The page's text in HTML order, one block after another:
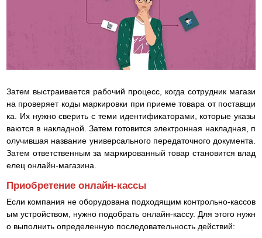
Затем выстраивается рабочий процесс, когда сотрудник магази
на проверяет коды маркировки при приеме товара от поставщи
ка. Их нужно сверить с теми идентификаторами, которые указы
ваются в накладной. Затем готовится электронная накладная, п
олучившая название универсального передаточного документа.
Затем ответственным за маркированный товар становится влад
елец онлайн-магазина.
Приобретение онлайн-кассы
Если компания не оборудована подходящим контрольно-кассов
ым устройством, нужно подобрать онлайн-кассу. Для этого нужн
о выполнить определенную последовательность действий: